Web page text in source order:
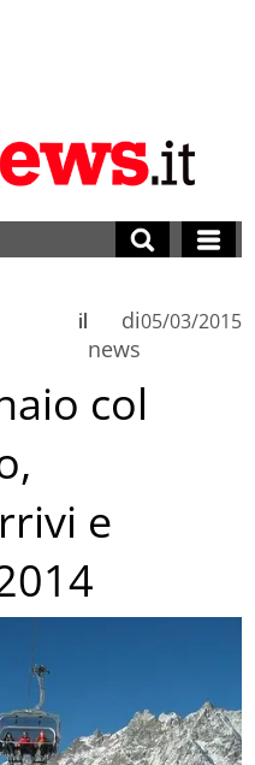
di
news
il 05/03/2015
col
e